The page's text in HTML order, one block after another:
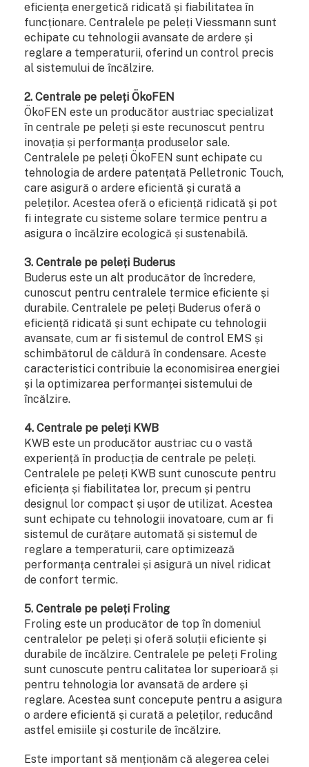
eficiența energetică ridicată și fiabilitatea în
funcționare. Centralele pe peleți Viessmann sunt
echipate cu tehnologii avansate de ardere și
reglare a temperaturii, oferind un control precis
al sistemului de încălzire.
2. Centrale pe peleți ÖkoFEN
ÖkoFEN este un producător austriac specializat
în centrale pe peleți și este recunoscut pentru
inovația și performanța produselor sale.
Centralele pe peleți ÖkoFEN sunt echipate cu
tehnologia de ardere patențată Pelletronic Touch,
care asigură o ardere eficientă și curată a
peleților. Acestea oferă o eficiență ridicată și pot
fi integrate cu sisteme solare termice pentru a
asigura o încălzire ecologică și sustenabilă.
3. Centrale pe peleți Buderus
Buderus este un alt producător de încredere,
cunoscut pentru centralele termice eficiente și
durabile. Centralele pe peleți Buderus oferă o
eficiență ridicată și sunt echipate cu tehnologii
avansate, cum ar fi sistemul de control EMS și
schimbătorul de căldură în condensare. Aceste
caracteristici contribuie la economisirea energiei
și la optimizarea performanței sistemului de
încălzire.
4. Centrale pe peleți KWB
KWB este un producător austriac cu o vastă
experiență în producția de centrale pe peleți.
Centralele pe peleți KWB sunt cunoscute pentru
eficiența și fiabilitatea lor, precum și pentru
designul lor compact și ușor de utilizat. Acestea
sunt echipate cu tehnologii inovatoare, cum ar fi
sistemul de curățare automată și sistemul de
reglare a temperaturii, care optimizează
performanța centralei și asigură un nivel ridicat
de confort termic.
5. Centrale pe peleți Froling
Froling este un producător de top în domeniul
centralelor pe peleți și oferă soluții eficiente și
durabile de încălzire. Centralele pe peleți Froling
sunt cunoscute pentru calitatea lor superioară și
pentru tehnologia lor avansată de ardere și
reglare. Acestea sunt concepute pentru a asigura
o ardere eficientă și curată a peleților, reducând
astfel emisiile și costurile de încălzire.
Este important să menționăm că alegerea celei